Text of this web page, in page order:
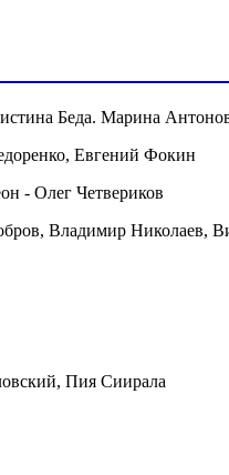
Беда. Марина
Евгений Фокин
- Олег Четвериков
Владимир Николаев,
Пия Сиирала